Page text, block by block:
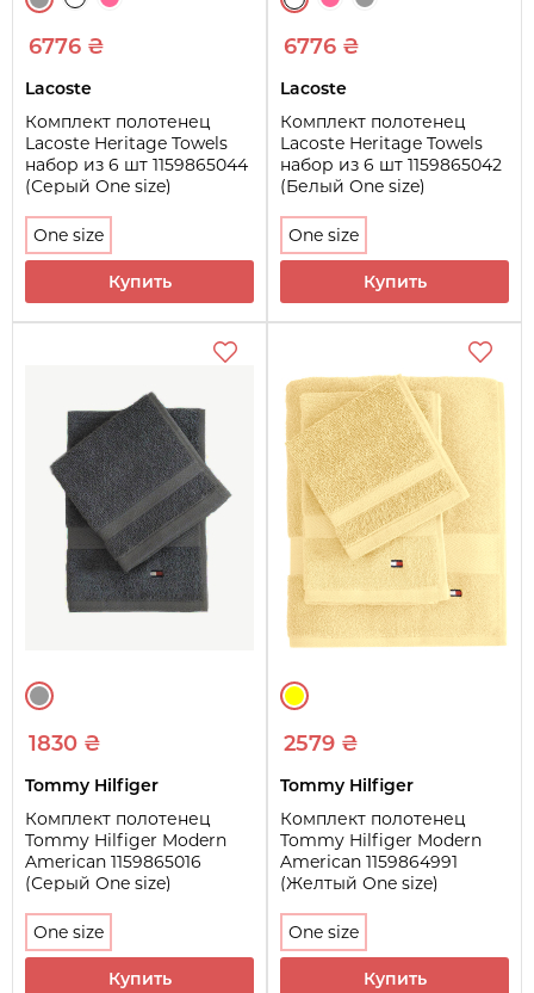
6776 ₴
Lacoste
Комплект полотенец
Lacoste Heritage Towels
набор из 6 шт 1159865044
(Серый One size)
One size
Купить
6776 ₴
Lacoste
Комплект полотенец
Lacoste Heritage Towels
набор из 6 шт 1159865042
(Белый One size)
One size
Купить
1830 ₴
Tommy Hilfiger
Комплект полотенец
Tommy Hilfiger Modern
American 1159865016
(Серый One size)
One size
Купить
2579 ₴
Tommy Hilfiger
Комплект полотенец
Tommy Hilfiger Modern
American 1159864991
(Желтый One size)
One size
Купить